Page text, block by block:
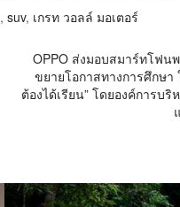
, suv, เกรท วอลล์ มอเตอร์
OPPO ส่งมอบสมาร์ทโฟน
ขยายโอกาสทางการศึกษ
ต้องได้เรียน” โดยองค์การบ